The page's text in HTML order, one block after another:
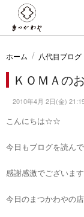
ホーム 八代目ブログ
ＫＯＭＡの
2010年4月 2日(金)
こんにちは☆☆
今日もブログを読ん
感謝感激でございます
今日のまつかわやの